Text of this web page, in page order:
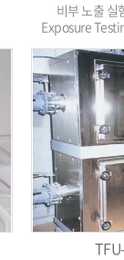
비부 노출 실
Exposure